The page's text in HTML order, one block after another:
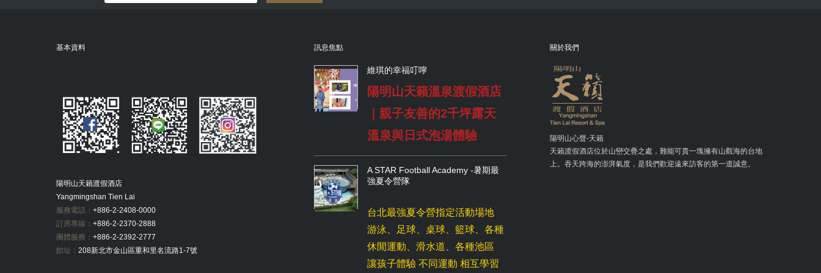
基本資料
陽明山天籟渡假酒店
Yangmingshan Tien Lai
服務電話： +886-2-2408-0000
訂房專線： +886-2-2370-2888
團體服務： +886-2-2392-2777
館址： 208新北市金山區重和里名流路1-7號
訊息焦點
維琪的幸福叮嚀
陽明山天籟溫泉渡假酒店
｜親子友善的2千坪露天
溫泉與日式泡湯體驗
A STAR Football Academy -暑期最
強夏令營隊
台北最強夏令營指定活動場地
游泳、足球、桌球、籃球、各種
休閒運動、滑水道、各種池區
讓孩子體驗 不同運動 相互學習
關於我們
陽明山心聲-天籟
天籟渡假酒店位於山巒交疊之處，難能可貴一塊擁有山觀海的台地
上。吞天跨海的澎湃氣度，是我們歡迎遠來訪客的第一道誠意。